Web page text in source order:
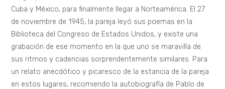
Cuba y México, para finalmente llegar a Norteamérica. El 27
de noviembre de 1945, la pareja leyó sus poemas en la
Biblioteca del Congreso de Estados Unidos, y existe una
grabación de ese momento en la que uno se maravilla de
sus ritmos y cadencias sorprendentemente similares. Para
un relato anecdótico y picaresco de la estancia de la pareja
en estos lugares, recomiendo la autobiografía de Pablo de